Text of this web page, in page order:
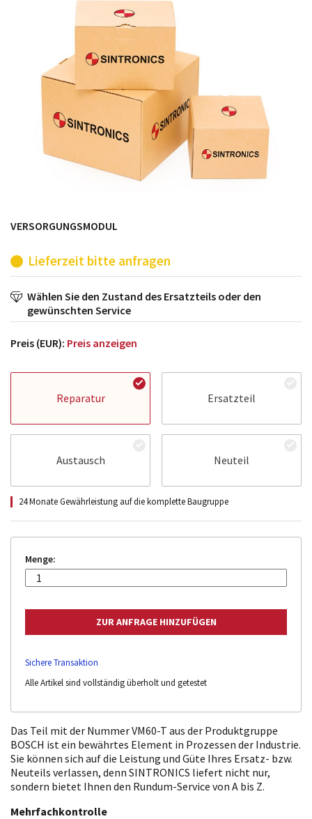
möglich. SINTRONICS ist dann ihr Partner, der
entweder die alten Baugruppen technisch hochwertig
repariert oder ihnen die abgekündigten Baugruppen
aus dem eigenen Lager ersetzt.
VERSORGUNGSMODUL
Lieferzeit bitte anfragen
Wählen Sie den Zustand des Ersatzteils oder den
gewünschten Service
Preis (EUR): Preis anzeigen
Reparatur Ersatzteil
Austausch Neuteil
24 Monate Gewährleistung auf die komplette Baugruppe
Menge:
Sichere Transaktion
Alle Artikel sind vollständig überholt und getestet
Das Teil mit der Nummer VM60-T aus der Produktgruppe
BOSCH ist ein bewährtes Element in Prozessen der Industrie.
Sie können sich auf die Leistung und Güte Ihres Ersatz- bzw.
Neuteils verlassen, denn SINTRONICS liefert nicht nur,
sondern bietet Ihnen den Rundum-Service von A bis Z.
Mehrfachkontrolle